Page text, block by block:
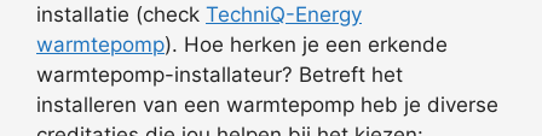
installatie (check TechniQ-Energy
warmtepomp). Hoe herken je een erkende
warmtepomp-installateur? Betreft het
installeren van een warmtepomp heb je diverse